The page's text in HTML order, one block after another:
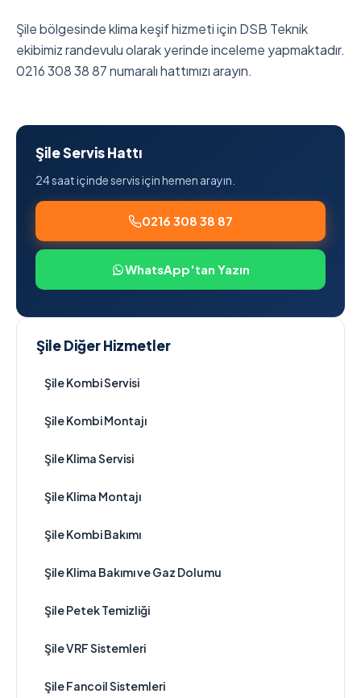
Şile bölgesinde klima keşif hizmeti için DSB Teknik
ekibimiz randevulu olarak yerinde inceleme yapmaktadır.
0216 308 38 87 numaralı hattımızı arayın.
Şile Servis Hattı
24 saat içinde servis için hemen arayın.
0216 308 38 87
WhatsApp'tan Yazın
Şile Diğer Hizmetler
Şile Kombi Servisi
Şile Kombi Montajı
Şile Klima Servisi
Şile Klima Montajı
Şile Kombi Bakımı
Şile Klima Bakımı ve Gaz Dolumu
Şile Petek Temizliği
Şile VRF Sistemleri
Şile Fancoil Sistemleri